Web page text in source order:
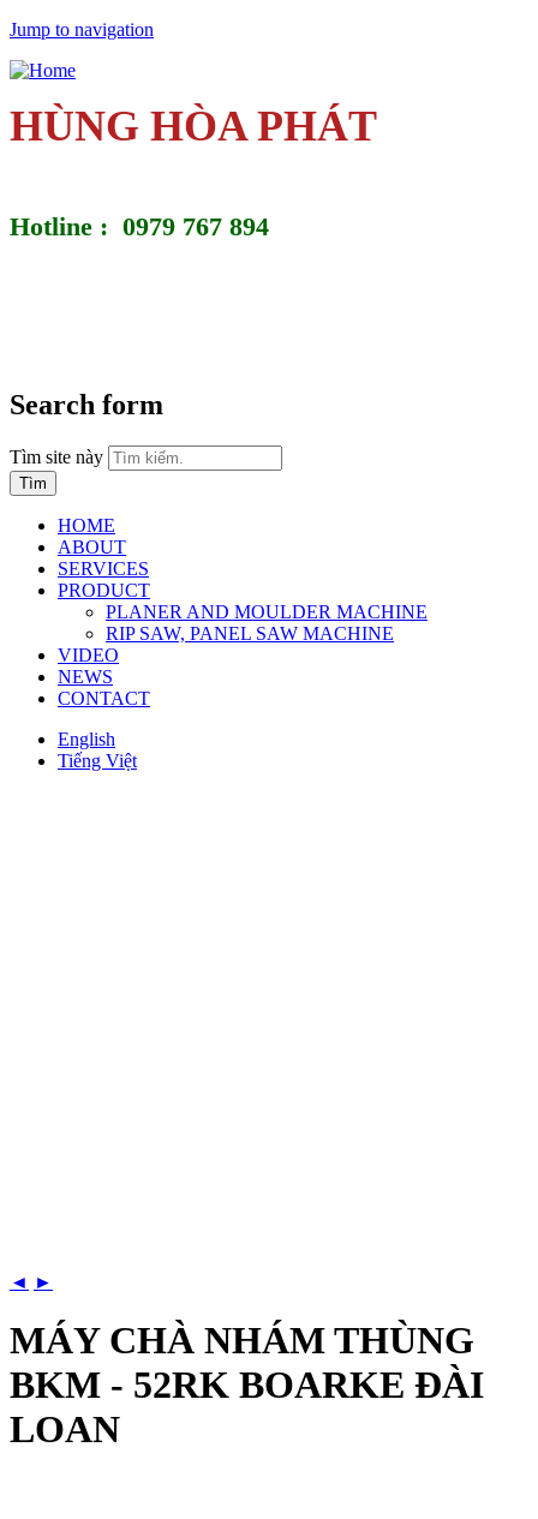
Jump to navigation
HÙNG HÒA PHÁT
Hotline : 0979 767 894
Search form
Tìm site này
HOME
ABOUT
SERVICES
PRODUCT
PLANER AND MOULDER MACHINE
RIP SAW, PANEL SAW MACHINE
VIDEO
NEWS
CONTACT
English
Tiếng Việt
◄ ►
MÁY CHÀ NHÁM THÙNG
BKM - 52RK BOARKE ĐÀI
LOAN